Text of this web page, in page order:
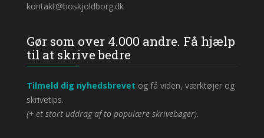
kontakt@boskjoldborg.dk
Gør som over 4.000 andre. Få hjælp
til at skrive bedre
Tilmeld dig nyhedsbrevet og få viden, værktøjer og
skrivetips.
(+ et stort uddrag af to populære skrivebøger).